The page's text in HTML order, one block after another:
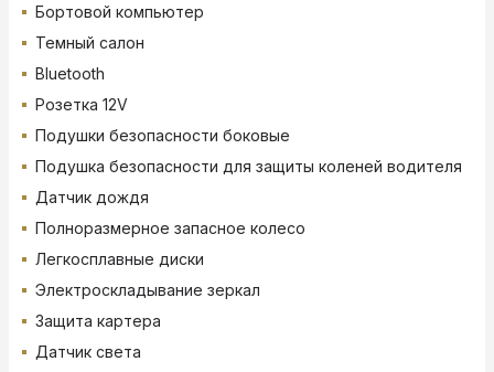
Бортовой компьютер
Темный салон
Bluetooth
Розетка 12V
Подушки безопасности боковые
Подушка безопасности для защиты коленей водителя
Датчик дождя
Полноразмерное запасное колесо
Легкосплавные диски
Электроскладывание зеркал
Защита картера
Датчик света